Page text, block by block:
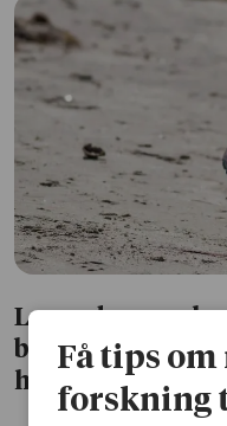
Levnadsvanor
hälsoproblem
Få tips om
forskning